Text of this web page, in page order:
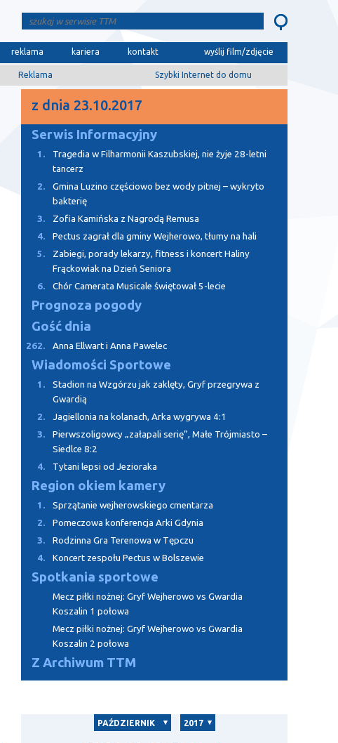
reklama kariera kontakt wyślij film/zdjęcie
Reklama Szybki Internet do domu
z dnia 23.10.2017
Serwis Informacyjny
1.
Tragedia w Filharmonii Kaszubskiej, nie żyje 28-letni
tancerz
2.
Gmina Luzino częściowo bez wody pitnej – wykryto
bakterię
3.
Zofia Kamińska z Nagrodą Remusa
4.
Pectus zagrał dla gminy Wejherowo, tłumy na hali
5.
Zabiegi, porady lekarzy, fitness i koncert Haliny
Frąckowiak na Dzień Seniora
6.
Chór Camerata Musicale świętował 5-lecie
Prognoza pogody
Gość dnia
262. Anna Ellwart i Anna Pawelec
Wiadomości Sportowe
1.
Stadion na Wzgórzu jak zaklęty, Gryf przegrywa z
Gwardią
2.
Jagiellonia na kolanach, Arka wygrywa 4:1
3.
Pierwszoligowcy „załapali serię”, Małe Trójmiasto –
Siedlce 8:2
4.
Tytani lepsi od Jezioraka
Region okiem kamery
1.
Sprzątanie wejherowskiego cmentarza
2.
Pomeczowa konferencja Arki Gdynia
3.
Rodzinna Gra Terenowa w Tępczu
4.
Koncert zespołu Pectus w Bolszewie
Spotkania sportowe
Mecz piłki nożnej: Gryf Wejherowo vs Gwardia
Koszalin 1 połowa
Mecz piłki nożnej: Gryf Wejherowo vs Gwardia
Koszalin 2 połowa
Z Archiwum TTM
PAŹDZIERNIK 2017